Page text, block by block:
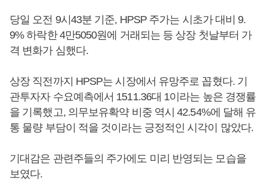
당일 오전 9시43분 기준, HPSP 주가는 시초가 대비 9.
9% 하락한 4만5050원에 거래되는 등 상장 첫날부터 가
격 변화가 심했다.
상장 직전까지 HPSP는 시장에서 유망주로 꼽혔다. 기
관투자자 수요예측에서 1511.36대 1이라는 높은 경쟁률
을 기록했고, 의무보유확약 비중 역시 42.54%에 달해 유
통 물량 부담이 적을 것이라는 긍정적인 시각이 많았다.
기대감은 관련주들의 주가에도 미리 반영되는 모습을
보였다.